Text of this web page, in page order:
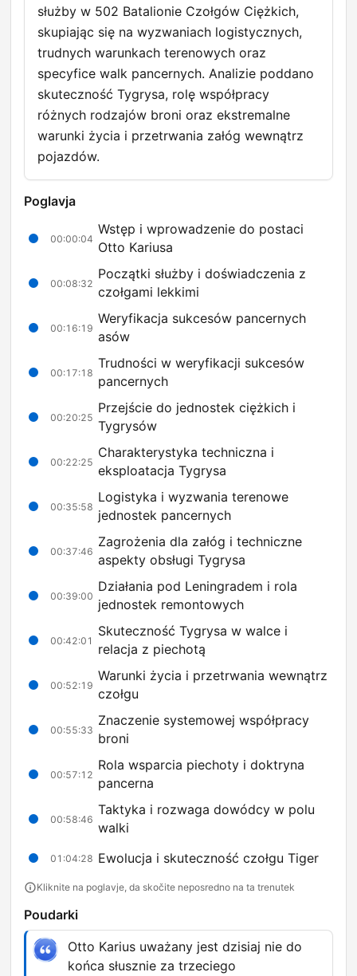
służby w 502 Batalionie Czołgów Ciężkich,
skupiając się na wyzwaniach logistycznych,
trudnych warunkach terenowych oraz
specyfice walk pancernych. Analizie poddano
skuteczność Tygrysa, rolę współpracy
różnych rodzajów broni oraz ekstremalne
warunki życia i przetrwania załóg wewnątrz
pojazdów.
Poglavja
00:00:04
Wstęp i wprowadzenie do postaci
Otto Kariusa
00:08:32
Początki służby i doświadczenia z
czołgami lekkimi
00:16:19
Weryfikacja sukcesów pancernych
asów
00:17:18
Trudności w weryfikacji sukcesów
pancernych
00:20:25
Przejście do jednostek ciężkich i
Tygrysów
00:22:25
Charakterystyka techniczna i
eksploatacja Tygrysa
00:35:58
Logistyka i wyzwania terenowe
jednostek pancernych
00:37:46
Zagrożenia dla załóg i techniczne
aspekty obsługi Tygrysa
00:39:00
Działania pod Leningradem i rola
jednostek remontowych
00:42:01
Skuteczność Tygrysa w walce i
relacja z piechotą
00:52:19
Warunki życia i przetrwania wewnątrz
czołgu
00:55:33
Znaczenie systemowej współpracy
broni
00:57:12
Rola wsparcia piechoty i doktryna
pancerna
00:58:46
Taktyka i rozwaga dowódcy w polu
walki
01:04:28 Ewolucja i skuteczność czołgu Tiger
Kliknite na poglavje, da skočite neposredno na ta trenutek
Poudarki
Otto Karius uważany jest dzisiaj nie do
końca słusznie za trzeciego